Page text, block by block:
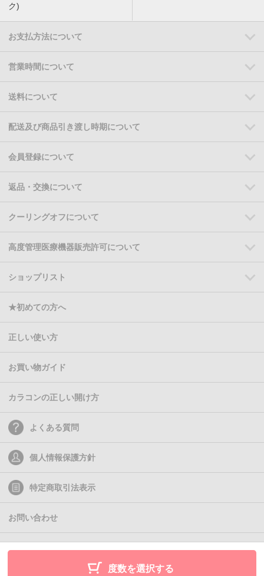
度数を選択する
ク)
お支払方法について
営業時間について
送料について
配送及び商品引き渡し時期について
会員登録について
返品・交換について
クーリングオフについて
高度管理医療機器販売許可について
ショップリスト
★初めての方へ
正しい使い方
お買い物ガイド
カラコンの正しい開け方
よくある質問
個人情報保護方針
特定商取引法表示
お問い合わせ
(C)2011- Queen Eyes